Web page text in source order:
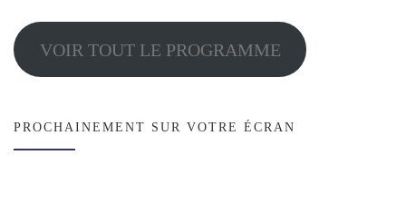
VOIR TOUT LE PROGRAMME
PROCHAINEMENT SUR VOTRE ÉCRAN